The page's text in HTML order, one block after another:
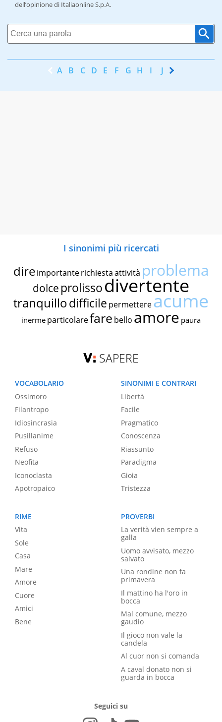
dell’opinione di Italiaonline S.p.A.
A B C D E F G H I J K
I sinonimi più ricercati
dire importante richiestaattività problema
dolce prolissodivertente
tranquillodifficile permettereacume
inerme particolarefare bello amore paura
SAPERE
VOCABOLARIO
Ossimoro
Filantropo
Idiosincrasia
Pusillanime
Refuso
Neofita
Iconoclasta
Apotropaico
SINONIMI E CONTRARI
Libertà
Facile
Pragmatico
Conoscenza
Riassunto
Paradigma
Gioia
Tristezza
RIME
Vita
Sole
Casa
Mare
Amore
Cuore
Amici
Bene
PROVERBI
La verità vien sempre a
galla
Uomo avvisato, mezzo
salvato
Una rondine non fa
primavera
Il mattino ha l'oro in
bocca
Mal comune, mezzo
gaudio
Il gioco non vale la
candela
Al cuor non si comanda
A caval donato non si
guarda in bocca
Seguici su